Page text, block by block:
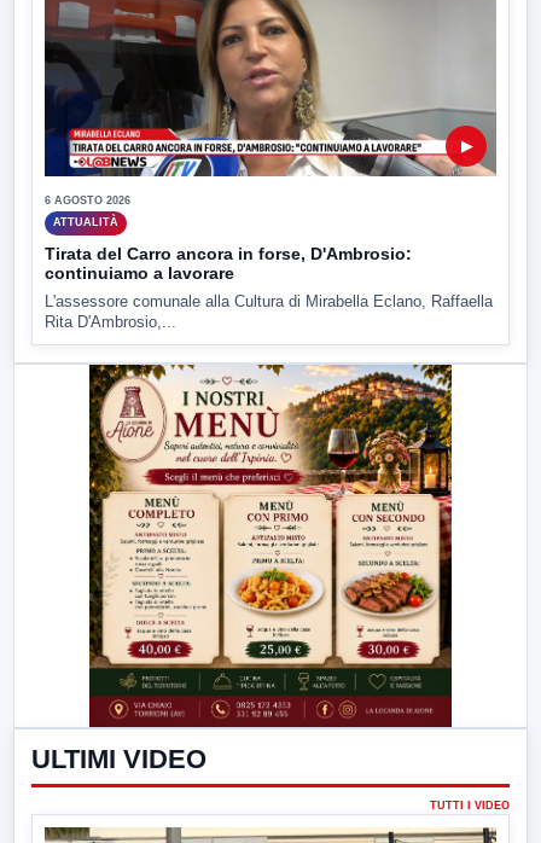
▶
6 AGOSTO 2026
ATTUALITÀ
Tirata del Carro ancora in forse, D'Ambrosio:
continuiamo a lavorare
L'assessore comunale alla Cultura di Mirabella Eclano, Raffaella
Rita D'Ambrosio,...
ULTIMI VIDEO
TUTTI I VIDEO